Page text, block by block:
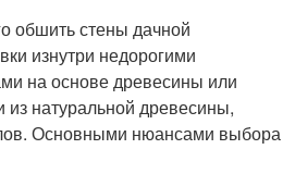
обшить стены дачной
изнутри недорогими
на основе древесины или
натуральной древесины,
Основными нюансами выбора